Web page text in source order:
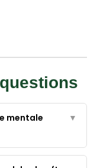
mentale
▼